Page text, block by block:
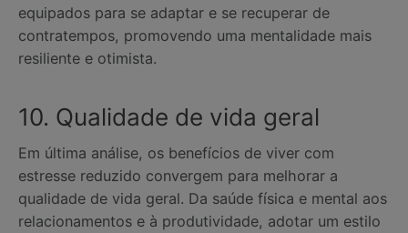
equipados para se adaptar e se recuperar de
contratempos, promovendo uma mentalidade mais
resiliente e otimista.
10. Qualidade de vida geral
Em última análise, os benefícios de viver com
estresse reduzido convergem para melhorar a
qualidade de vida geral. Da saúde física e mental aos
relacionamentos e à produtividade, adotar um estilo